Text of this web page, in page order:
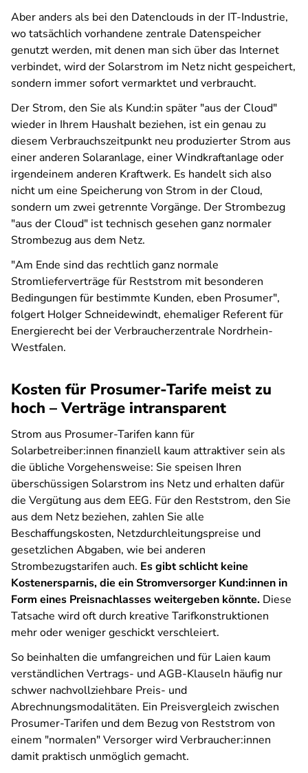
Aber anders als bei den Datenclouds in der IT-Industrie,
wo tatsächlich vorhandene zentrale Datenspeicher
genutzt werden, mit denen man sich über das Internet
verbindet, wird der Solarstrom im Netz nicht gespeichert,
sondern immer sofort vermarktet und verbraucht.
Der Strom, den Sie als Kund:in später "aus der Cloud"
wieder in Ihrem Haushalt beziehen, ist ein genau zu
diesem Verbrauchszeitpunkt neu produzierter Strom aus
einer anderen Solaranlage, einer Windkraftanlage oder
irgendeinem anderen Kraftwerk. Es handelt sich also
nicht um eine Speicherung von Strom in der Cloud,
sondern um zwei getrennte Vorgänge. Der Strombezug
"aus der Cloud" ist technisch gesehen ganz normaler
Strombezug aus dem Netz.
"Am Ende sind das rechtlich ganz normale
Stromlieferverträge für Reststrom mit besonderen
Bedingungen für bestimmte Kunden, eben Prosumer",
folgert Holger Schneidewindt, ehemaliger Referent für
Energierecht bei der Verbraucherzentrale Nordrhein-
Westfalen.
Kosten für Prosumer-Tarife meist zu
hoch – Verträge intransparent
Strom aus Prosumer-Tarifen kann für
Solarbetreiber:innen finanziell kaum attraktiver sein als
die übliche Vorgehensweise: Sie speisen Ihren
überschüssigen Solarstrom ins Netz und erhalten dafür
die Vergütung aus dem EEG. Für den Reststrom, den Sie
aus dem Netz beziehen, zahlen Sie alle
Beschaffungskosten, Netzdurchleitungspreise und
gesetzlichen Abgaben, wie bei anderen
Strombezugstarifen auch. Es gibt schlicht keine
Kostenersparnis, die ein Stromversorger Kund:innen in
Form eines Preisnachlasses weitergeben könnte. Diese
Tatsache wird oft durch kreative Tarifkonstruktionen
mehr oder weniger geschickt verschleiert.
So beinhalten die umfangreichen und für Laien kaum
verständlichen Vertrags- und AGB-Klauseln häufig nur
schwer nachvollziehbare Preis- und
Abrechnungsmodalitäten. Ein Preisvergleich zwischen
Prosumer-Tarifen und dem Bezug von Reststrom von
einem "normalen" Versorger wird Verbraucher:innen
damit praktisch unmöglich gemacht.